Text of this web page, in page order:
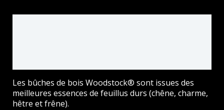
-
Les bûches de bois Woodstock® sont issues des
meilleures essences de feuillus durs (chêne, charme,
hêtre et frêne).